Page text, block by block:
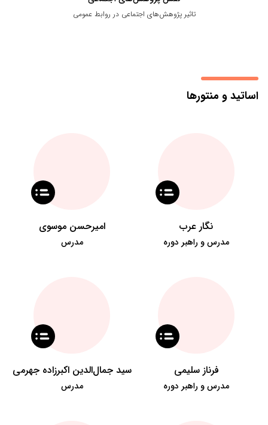
تاثیر پژوهش‌های اجتماعی در روابط عمومی
اساتید و منتورها
نگار عرب
مدرس و راهبر دوره
امیرحسن موسوی
مدرس
فرناز سلیمی
مدرس و راهبر دوره
سید جمال‌الدین اکبرزاده جهرمی
مدرس